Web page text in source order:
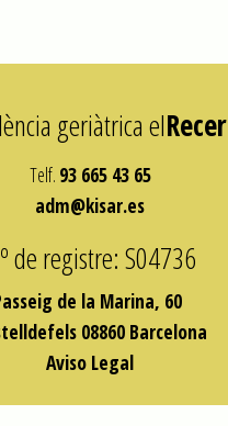
geriàtrica elRecer
Telf. 93 665 43 65
adm@kisar.es
de registre: S04736
de la Marina, 60
08860 Barcelona
Aviso Legal